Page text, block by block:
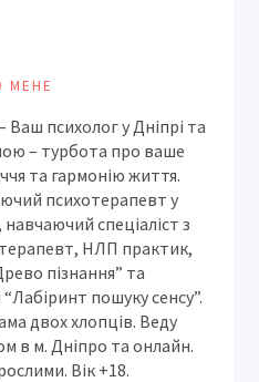
МЕНЕ
психолог у Дніпрі та
– турбота про ваше
та гармонію життя.
психотерапевт у
спеціаліст з
НЛП практик,
пізнання” та
пошуку сенсу”.
двох хлопців. Веду
в м. Дніпро та онлайн.
Вік +18.